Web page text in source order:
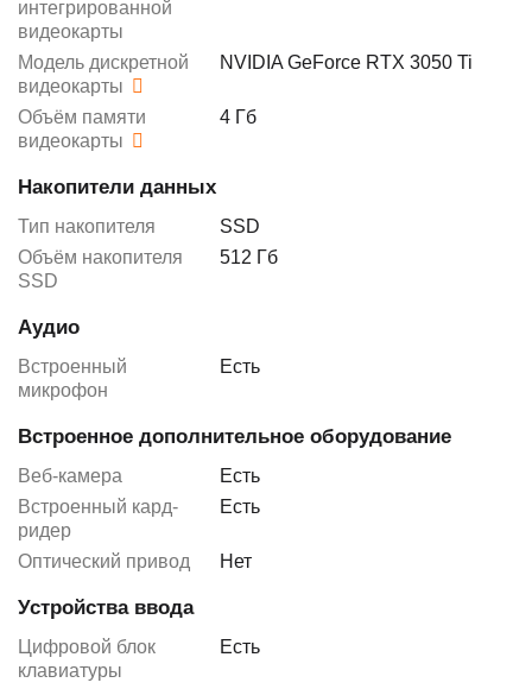
интегрированной
видеокарты
Модель дискретной
видеокарты
NVIDIA GeForce RTX 3050 Ti
Объём памяти
видеокарты
4 Гб
Накопители данных
Тип накопителя
SSD
Объём накопителя
SSD
512 Гб
Аудио
Встроенный
микрофон
Есть
Встроенное дополнительное оборудование
Веб-камера
Есть
Встроенный кард-
ридер
Есть
Оптический привод Нет
Устройства ввода
Цифровой блок
клавиатуры
Есть